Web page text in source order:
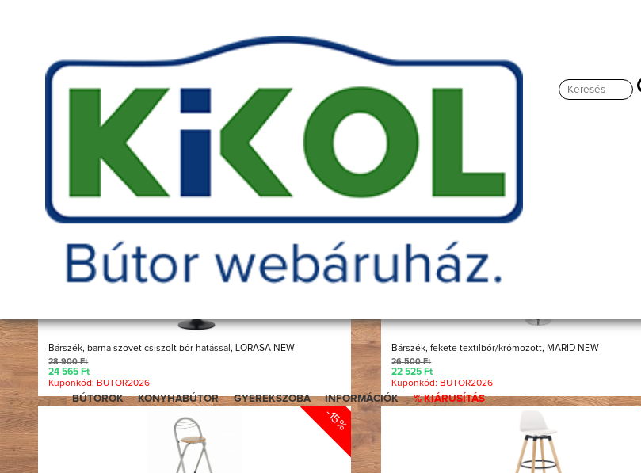
BÚTOROK KONYHABÚTOR GYEREKSZOBA INFORMÁCIÓK % KIÁRUSÍTÁS
Bútorok Bárszék
Összesen:
-15%
Bárszék, barna szövet csiszolt bőr hatással, LORASA NEW
28 900 Ft
24 565 Ft
Kuponkód: BUTOR2026
Bárszék, fekete textilbőr/krómozott, MARID NEW
26 500 Ft
22 525 Ft
Kuponkód: BUTOR2026
-15%